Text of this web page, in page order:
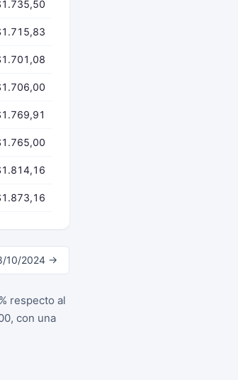
10/2024 →
respecto al
con una